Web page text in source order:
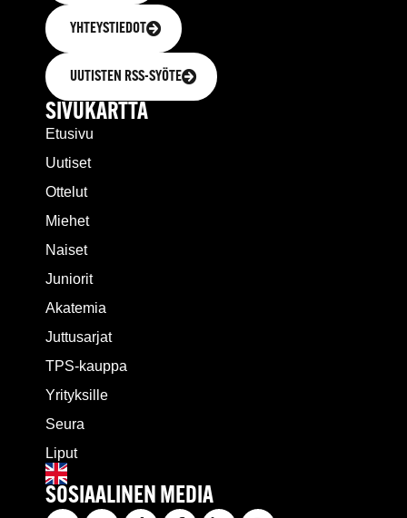
YHTEYSTIEDOT
UUTISTEN RSS-SYÖTE
SIVUKARTTA
Etusivu
Uutiset
Ottelut
Miehet
Naiset
Juniorit
Akatemia
Juttusarjat
TPS-kauppa
Yrityksille
Seura
Liput
SOSIAALINEN MEDIA